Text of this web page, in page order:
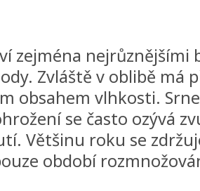
zejména nejrůznějšími
Zvláště v oblibě má
obsahem vlhkosti.
se často ozývá
Většinu roku se
období